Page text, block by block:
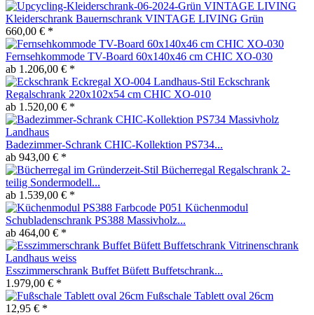
Kleiderschrank Bauernschrank VINTAGE LIVING Grün
660,00 € *
Fernsehkommode TV-Board 60x140x46 cm CHIC XO-030
ab 1.206,00 € *
Eckschrank
Regalschrank 220x102x54 cm CHIC XO-010
ab 1.520,00 € *
Badezimmer-Schrank CHIC-Kollektion PS734...
ab 943,00 € *
Bücherregal Regalschrank 2-
teilig Sondermodell...
ab 1.539,00 € *
Küchenmodul
Schubladenschrank PS388 Massivholz...
ab 464,00 € *
Esszimmerschrank Buffet Büfett Buffetschrank...
1.979,00 € *
Fußschale Tablett oval 26cm
12,95 € *